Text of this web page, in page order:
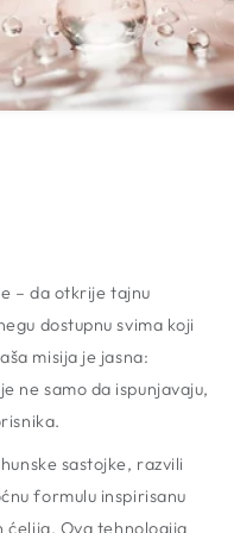
– da otkrije tajnu
dostupnu svima koji
misija je jasna:
ne samo da ispunjavaju,
sastojke, razvili
formulu inspirisanu
ćelija. Ova tehnologija